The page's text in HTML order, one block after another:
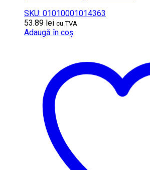
SKU: 01010001014363
53.89 lei cu TVA
Adaugă în coș